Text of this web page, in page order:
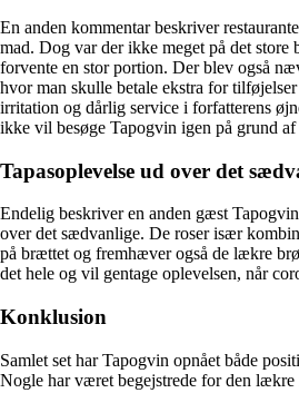
En anden kommentar beskriver
mad. Dog var der ikke meget på det store
forvente en stor portion. Der blev også
hvor man skulle betale ekstra for
irritation og dårlig service i forfatterens
ikke vil besøge Tapogvin igen på grund af
Tapasoplevelse ud over det
Endelig beskriver en anden gæst
over det sædvanlige. De roser især
på brættet og fremhæver også de lækre
det hele og vil gentage oplevelsen, når
Konklusion
Samlet set har Tapogvin opnået både
Nogle har været begejstrede for den lækre